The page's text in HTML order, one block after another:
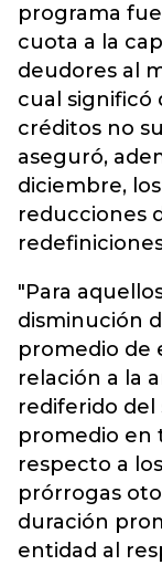
programa
cuota a la
deudores al
cual significó
créditos no
aseguró,
diciembre,
reducciones
"Para
disminución
promedio de
relación a la
rediferido
promedio en
respecto a
prórrogas
duración
entidad al